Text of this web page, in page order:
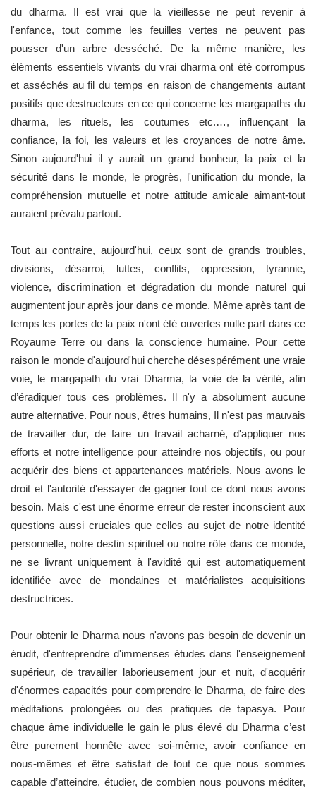
du dharma. Il est vrai que la vieillesse ne peut revenir à
l'enfance, tout comme les feuilles vertes ne peuvent pas
pousser d'un arbre desséché. De la même manière, les
éléments essentiels vivants du vrai dharma ont été corrompus
et asséchés au fil du temps en raison de changements autant
positifs que destructeurs en ce qui concerne les margapaths du
dharma, les rituels, les coutumes etc.…, influençant la
confiance, la foi, les valeurs et les croyances de notre âme.
Sinon aujourd'hui il y aurait un grand bonheur, la paix et la
sécurité dans le monde, le progrès, l'unification du monde, la
compréhension mutuelle et notre attitude amicale aimant-tout
auraient prévalu partout.
Tout au contraire, aujourd'hui, ceux sont de grands troubles,
divisions, désarroi, luttes, conflits, oppression, tyrannie,
violence, discrimination et dégradation du monde naturel qui
augmentent jour après jour dans ce monde. Même après tant de
temps les portes de la paix n'ont été ouvertes nulle part dans ce
Royaume Terre ou dans la conscience humaine. Pour cette
raison le monde d'aujourd'hui cherche désespérément une vraie
voie, le margapath du vrai Dharma, la voie de la vérité, afin
d’éradiquer tous ces problèmes. Il n'y a absolument aucune
autre alternative. Pour nous, êtres humains, Il n'est pas mauvais
de travailler dur, de faire un travail acharné, d'appliquer nos
efforts et notre intelligence pour atteindre nos objectifs, ou pour
acquérir des biens et appartenances matériels. Nous avons le
droit et l'autorité d'essayer de gagner tout ce dont nous avons
besoin. Mais c'est une énorme erreur de rester inconscient aux
questions aussi cruciales que celles au sujet de notre identité
personnelle, notre destin spirituel ou notre rôle dans ce monde,
ne se livrant uniquement à l'avidité qui est automatiquement
identifiée avec de mondaines et matérialistes acquisitions
destructrices.
Pour obtenir le Dharma nous n'avons pas besoin de devenir un
érudit, d'entreprendre d'immenses études dans l'enseignement
supérieur, de travailler laborieusement jour et nuit, d'acquérir
d'énormes capacités pour comprendre le Dharma, de faire des
méditations prolongées ou des pratiques de tapasya. Pour
chaque âme individuelle le gain le plus élevé du Dharma c’est
être purement honnête avec soi-même, avoir confiance en
nous-mêmes et être satisfait de tout ce que nous sommes
capable d’atteindre, étudier, de combien nous pouvons méditer,